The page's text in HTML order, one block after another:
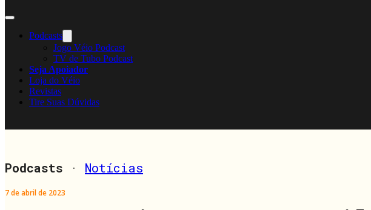
Podcasts
Jogo Véio Podcast
TV de Tubo Podcast
Seja Apoiador
Loja do Véio
Revistas
Tire Suas Dúvidas
Podcasts · Notícias
7 de abril de 2023